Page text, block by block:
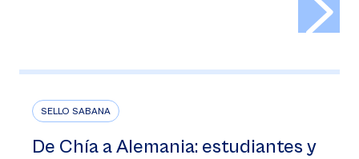
SELLO SABANA
De Chía a Alemania: estudiantes y